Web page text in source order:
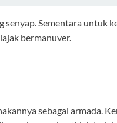
senyap. Sementara untuk
bermanuver.
sebagai armada.